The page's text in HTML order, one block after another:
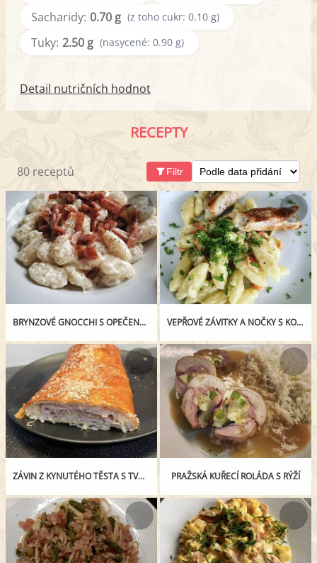
Sacharidy: 0.70 g (z toho cukr: 0.10 g)
Tuky: 2.50 g (nasycené: 0.90 g)
Detail nutričních hodnot
RECEPTY
80 receptů Filtr
BRYNZOVÉ GNOCCHI S OPEČENOU SCHWARZWALDSKOU ŠUNKOU VEPŘOVÉ ZÁVITKY A NOČKY S KOŘENOVOU ZELENINOU
ZÁVIN Z KYNUTÉHO TĚSTA S TVARŮŽKY A ZELÍM PRAŽSKÁ KUŘECÍ ROLÁDA S RÝŽÍ